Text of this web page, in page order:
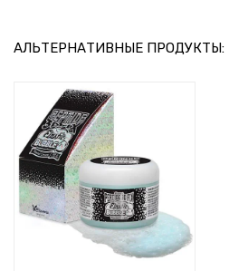
АЛЬТЕРНАТИВНЫЕ ПРОДУКТЫ: